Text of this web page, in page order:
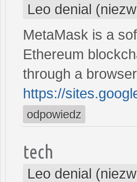
Leo denial
MetaMask is a
Ethereum
through a
https://
odpowiedz
tech
Leo denial